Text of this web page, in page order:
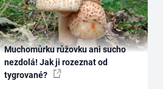
Muchomůrku růžovku ani sucho
nezdolá! Jak ji rozeznat od
tygrované?